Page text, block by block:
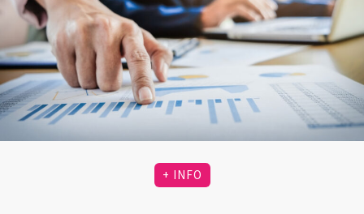
+ INFO